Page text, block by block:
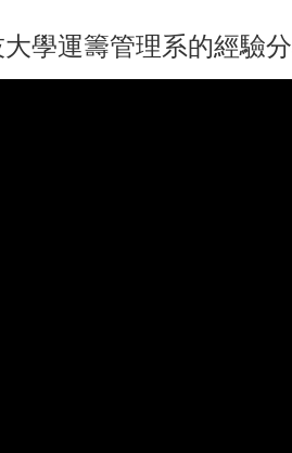
學運籌管理系的經驗